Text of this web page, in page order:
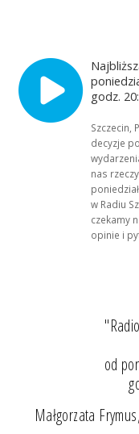
godz.
Szczecin,
decyzje
nas
w Radiu
czekamy
opinie i
od
Małgorzata